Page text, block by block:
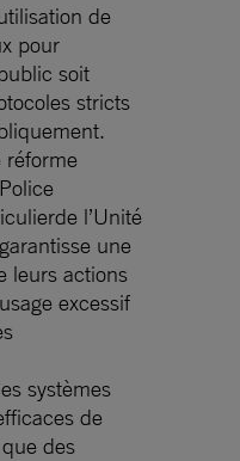
de
pour
soit
stricts
réforme
l’Unité
une
leurs actions
excessif
systèmes
de
des